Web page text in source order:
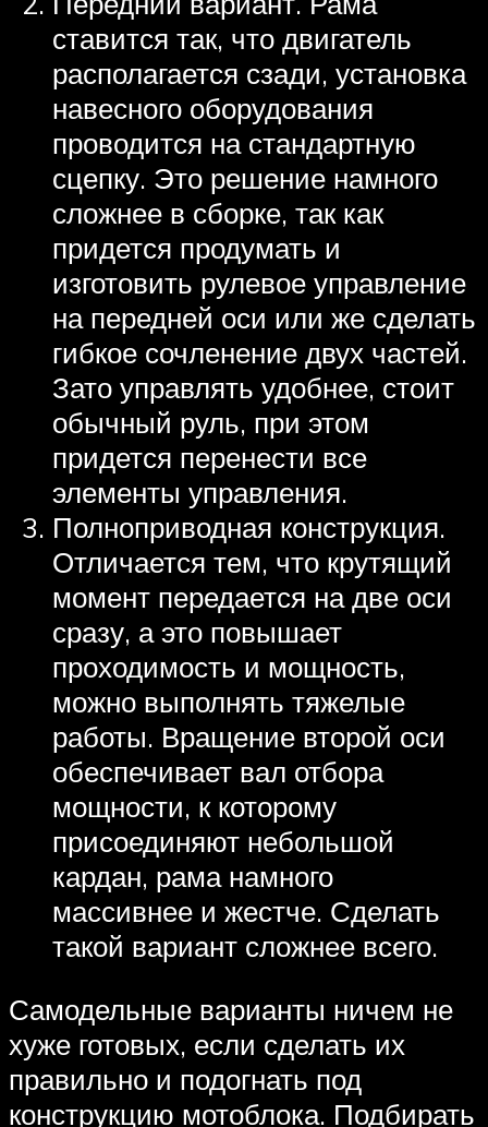
ставится так, что двигатель
располагается сзади, установка
навесного оборудования
проводится на стандартную
сцепку. Это решение намного
сложнее в сборке, так как
придется продумать и
изготовить рулевое управление
на передней оси или же сделать
гибкое сочленение двух частей.
Зато управлять удобнее, стоит
обычный руль, при этом
придется перенести все
элементы управления.
Полноприводная конструкция.
Отличается тем, что крутящий
момент передается на две оси
сразу, а это повышает
проходимость и мощность,
можно выполнять тяжелые
работы. Вращение второй оси
обеспечивает вал отбора
мощности, к которому
присоединяют небольшой
кардан, рама намного
массивнее и жестче. Сделать
такой вариант сложнее всего.
Самодельные варианты ничем не
хуже готовых, если сделать их
правильно и подогнать под
конструкцию мотоблока. Подбирать